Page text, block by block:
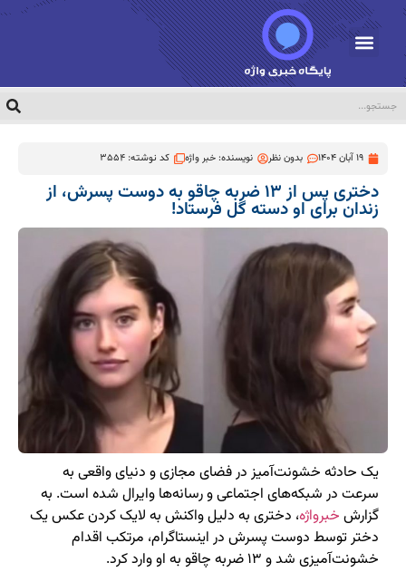
19 آبان 1404 بدون نظر نویسنده:خبر واژه کد نوشته: 3554
دختری پس از ۱۳ ضربه چاقو به دوست پسرش، از
زندان برای او دسته گل فرستاد!
یک حادثه خشونت‌آمیز در فضای مجازی و دنیای واقعی به
سرعت در شبکه‌های اجتماعی و رسانه‌ها وایرال شده است. به
گزارش خبرواژه، دختری به دلیل واکنش به لایک کردن عکس یک
دختر توسط دوست پسرش در اینستاگرام، مرتکب اقدام
خشونت‌آمیزی شد و ۱۳ ضربه چاقو به او وارد کرد.